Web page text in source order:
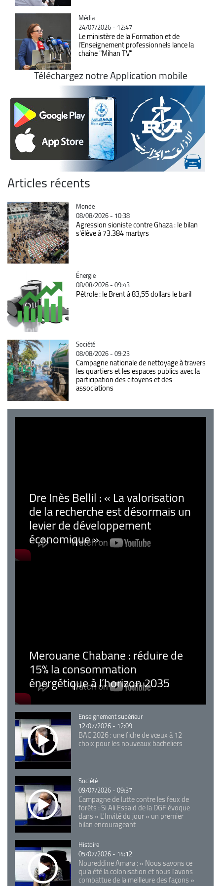
Catégorie
Média
24/07/2026 - 12:47
Le ministère de la Formation et de
l'Enseignement professionnels lance la
chaîne "Mihan TV"
Téléchargez notre Application mobile
Articles récents
Catégorie
Monde
08/08/2026 - 10:38
Agression sioniste contre Ghaza : le bilan
s'élève à 73.384 martyrs
Catégorie
Énergie
08/08/2026 - 09:43
Pétrole : le Brent à 83,55 dollars le baril
Catégorie
Société
08/08/2026 - 09:23
Campagne nationale de nettoyage à travers
les quartiers et les espaces publics avec la
participation des citoyens et des
associations
Dre Inès Bellil : « La valorisation
de la recherche est désormais un
levier de développement
économique »
Merouane Chabane : réduire de
15% la consommation
énergétique à l’horizon 2035
Catégorie
Enseignement supérieur
12/07/2026 - 12:09
BAC 2026 : une fiche de vœux à 12
choix pour les nouveaux bacheliers
Catégorie
Société
09/07/2026 - 09:37
Campagne de lutte contre les feux de
forêts : Si Ali Essaid de la DGF évoque
dans « L'Invité du jour » un premier
bilan encourageant
Catégorie
Histoire
05/07/2026 - 14:12
Noureddine Amara : « Nous savons ce
qu’a été la colonisation et nous l’avons
combattue de la meilleure des façons »